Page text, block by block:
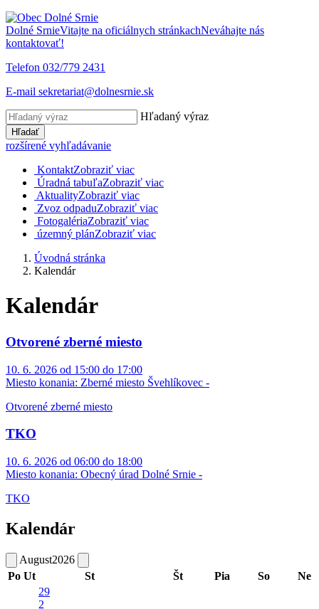
Dolné SrnieVitajte na oficiálnych stránkachNeváhajte nás
kontaktovať!
Telefon 032/779 2431
E-mail sekretariat@dolnesrnie.sk
Hľadaný výraz
Hľadať
rozšírené vyhľadávanie
KontaktZobraziť viac
Úradná tabuľaZobraziť viac
AktualityZobraziť viac
Zvoz odpaduZobraziť viac
FotogalériaZobraziť viac
územný plánZobraziť viac
Úvodná stránka
Kalendár
Kalendár
Otvorené zberné miesto
10. 6. 2026 od 15:00 do 17:00
Miesto konania: Zberné miesto Švehlíkovec -
Otvorené zberné miesto
TKO
10. 6. 2026 od 06:00 do 18:00
Miesto konania: Obecný úrad Dolné Srnie -
TKO
Kalendár
August2026
Po Ut St Št Pia So Ne
29
2